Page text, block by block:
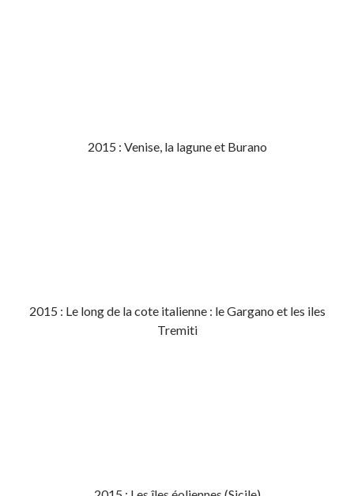
2015 : Venise, la lagune et Burano
2015 : Le long de la cote italienne : le Gargano et les iles
Tremiti